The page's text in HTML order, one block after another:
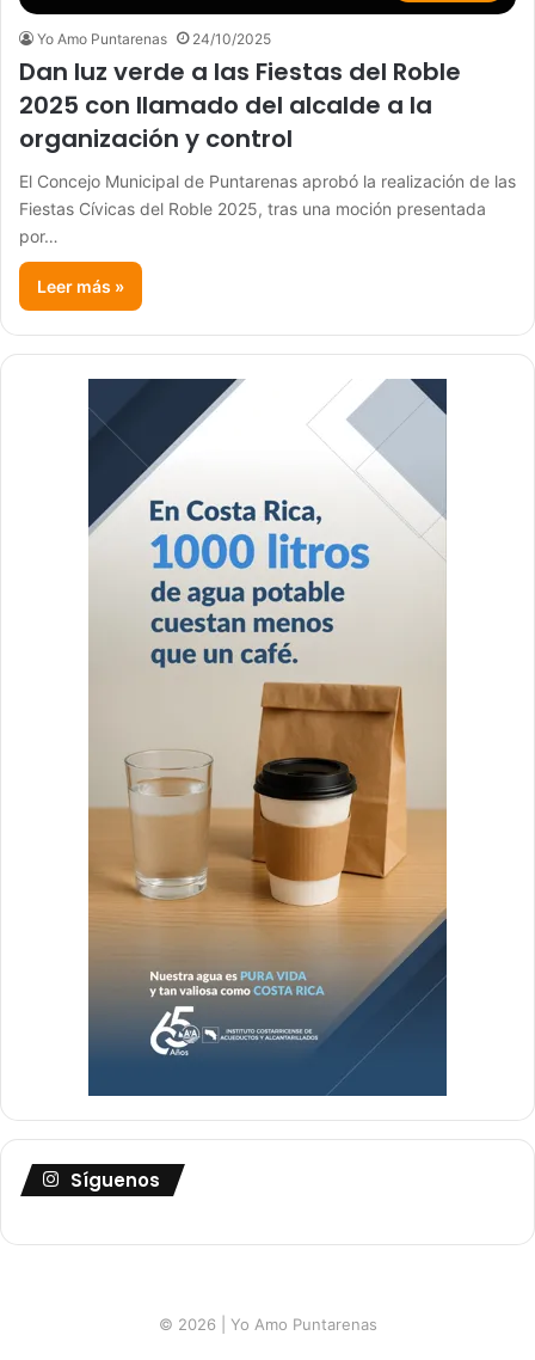
Yo Amo Puntarenas 24/10/2025
Dan luz verde a las Fiestas del Roble
2025 con llamado del alcalde a la
organización y control
El Concejo Municipal de Puntarenas aprobó la realización de las
Fiestas Cívicas del Roble 2025, tras una moción presentada
por…
Leer más »
Síguenos
© 2026 | Yo Amo Puntarenas